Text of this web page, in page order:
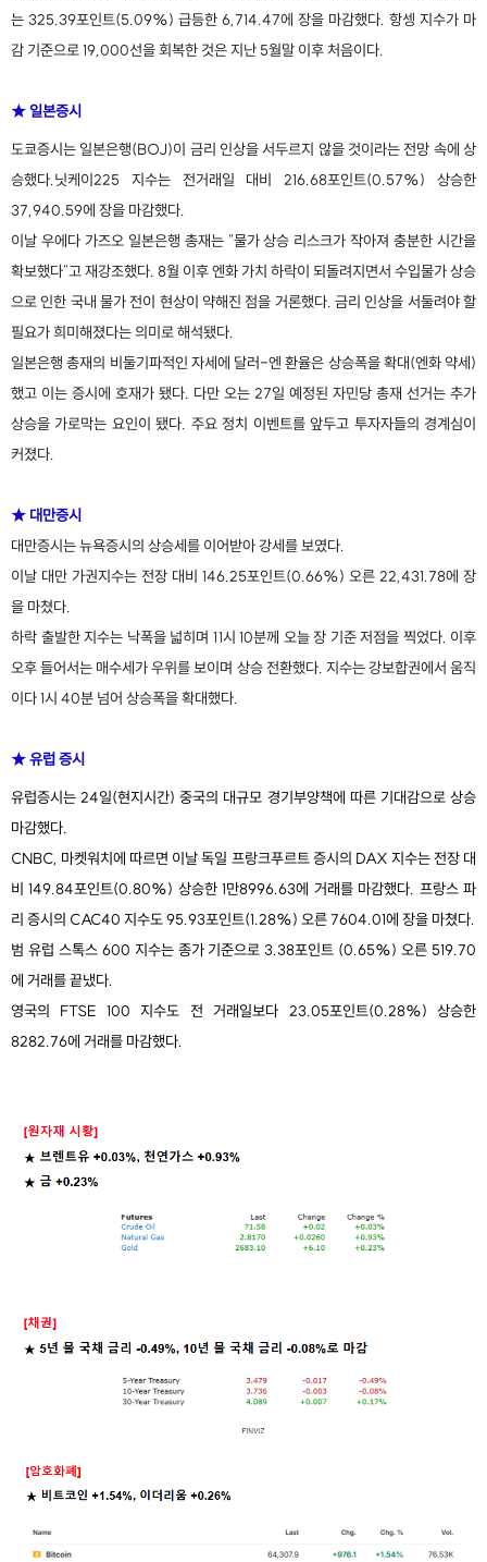
는 325.39포인트(5.09%) 급등한 6,714.47에 장을 마감했다. 항셍 지수가 마
감 기준으로 19,000선을 회복한 것은 지난 5월말 이후 처음이다.
★ 일본증시
도쿄증시는 일본은행(BOJ)이 금리 인상을 서두르지 않을 것이라는 전망 속에 상
승했다.닛케이225 지수는 전거래일 대비 216.68포인트(0.57%) 상승한
37,940.59에 장을 마감했다.
이날 우에다 가즈오 일본은행 총재는 "물가 상승 리스크가 작아져 충분한 시간을
확보했다"고 재강조했다. 8월 이후 엔화 가치 하락이 되돌려지면서 수입물가 상승
으로 인한 국내 물가 전이 현상이 약해진 점을 거론했다. 금리 인상을 서둘려야 할
필요가 희미해졌다는 의미로 해석됐다.
일본은행 총재의 비둘기파적인 자세에 달러-엔 환율은 상승폭을 확대(엔화 약세)
했고 이는 증시에 호재가 됐다. 다만 오는 27일 예정된 자민당 총재 선거는 추가
상승을 가로막는 요인이 됐다. 주요 정치 이벤트를 앞두고 투자자들의 경계심이
커졌다.
★ 대만증시
대만증시는 뉴욕증시의 상승세를 이어받아 강세를 보였다.
이날 대만 가권지수는 전장 대비 146.25포인트(0.66%) 오른 22,431.78에 장
을 마쳤다.
하락 출발한 지수는 낙폭을 넓히며 11시 10분께 오늘 장 기준 저점을 찍었다. 이후
오후 들어서는 매수세가 우위를 보이며 상승 전환했다. 지수는 강보합권에서 움직
이다 1시 40분 넘어 상승폭을 확대했다.
★ 유럽 증시
유럽증시는 24일(현지시간) 중국의 대규모 경기부양책에 따른 기대감으로 상승
마감했다.
CNBC, 마켓워치에 따르면 이날 독일 프랑크푸르트 증시의 DAX 지수는 전장 대
비 149.84포인트(0.80%) 상승한 1만8996.63에 거래를 마감했다. 프랑스 파
리 증시의 CAC40 지수도 95.93포인트(1.28%) 오른 7604.01에 장을 마쳤다.
범 유럽 스톡스 600 지수는 종가 기준으로 3.38포인트 (0.65%) 오른 519.70
에 거래를 끝냈다.
영국의 FTSE 100 지수도 전 거래일보다 23.05포인트(0.28%) 상승한
8282.76에 거래를 마감했다.